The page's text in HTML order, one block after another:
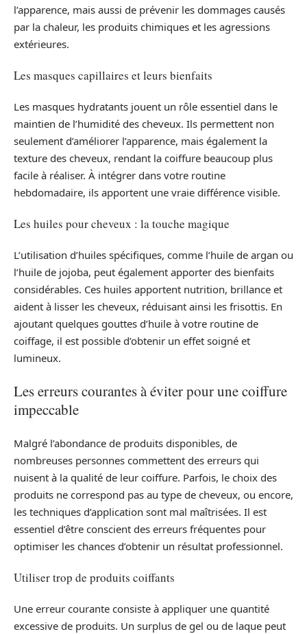
l’apparence, mais aussi de prévenir les dommages causés
par la chaleur, les produits chimiques et les agressions
extérieures.
Les masques capillaires et leurs bienfaits
Les masques hydratants jouent un rôle essentiel dans le
maintien de l’humidité des cheveux. Ils permettent non
seulement d’améliorer l’apparence, mais également la
texture des cheveux, rendant la coiffure beaucoup plus
facile à réaliser. À intégrer dans votre routine
hebdomadaire, ils apportent une vraie différence visible.
Les huiles pour cheveux : la touche magique
L’utilisation d’huiles spécifiques, comme l’huile de argan ou
l’huile de jojoba, peut également apporter des bienfaits
considérables. Ces huiles apportent nutrition, brillance et
aident à lisser les cheveux, réduisant ainsi les frisottis. En
ajoutant quelques gouttes d’huile à votre routine de
coiffage, il est possible d’obtenir un effet soigné et
lumineux.
Les erreurs courantes à éviter pour une coiffure
impeccable
Malgré l’abondance de produits disponibles, de
nombreuses personnes commettent des erreurs qui
nuisent à la qualité de leur coiffure. Parfois, le choix des
produits ne correspond pas au type de cheveux, ou encore,
les techniques d’application sont mal maîtrisées. Il est
essentiel d’être conscient des erreurs fréquentes pour
optimiser les chances d’obtenir un résultat professionnel.
Utiliser trop de produits coiffants
Une erreur courante consiste à appliquer une quantité
excessive de produits. Un surplus de gel ou de laque peut